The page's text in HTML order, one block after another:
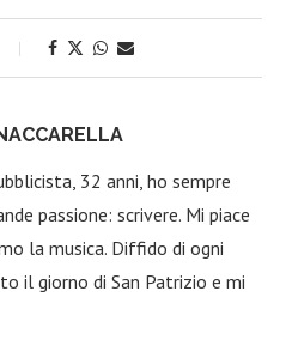
32 anni, ho sempre
passione: scrivere. Mi piace
la musica. Diffido di ogni
il giorno di San Patrizio e mi